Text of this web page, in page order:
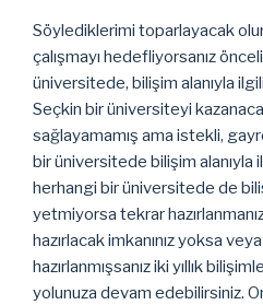
Söylediklerimi toparlayacak
çalışmayı hedefliyorsanız
üniversitede, bilişim alanıyla
Seçkin bir üniversiteyi
sağlayamamış ama istekli,
bir üniversitede bilişim alanıyla
herhangi bir üniversitede de
yetmiyorsa tekrar
hazırlacak imkanınız yoksa
hazırlanmışsanız iki yıllık
yolunuza devam edebilirsiniz.